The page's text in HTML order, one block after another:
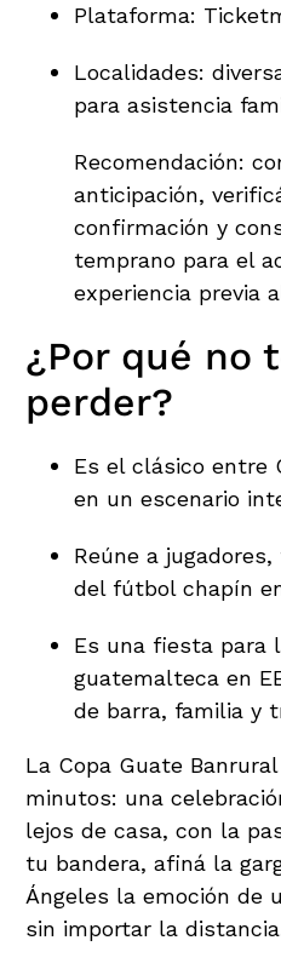
Plataforma:
Localidades:
para asistencia
Recomendación:
anticipación,
confirmación y
temprano para el
experiencia previa
¿Por qué no
perder?
Es el clásico entre
en un escenario
Reúne a
del fútbol chapín
Es una fiesta para
guatemalteca en
de barra, familia y
La Copa Guate
minutos: una
lejos de casa, con la
tu bandera, afiná la
Ángeles la emoción de
sin importar la